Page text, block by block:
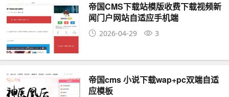
帝国CMS下载站模版收费下载视频新
闻门户网站自适应手机端
2026-04-29 3
帝国cms 小说下载wap+pc双端自适
应模板